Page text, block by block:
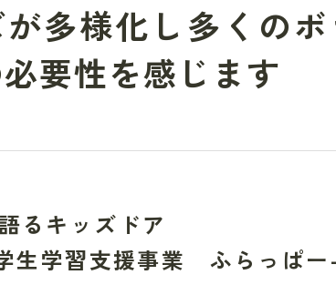
多様化し多くの
要性を感じます
るキッズドア
生学習支援事業 ふらっぱー